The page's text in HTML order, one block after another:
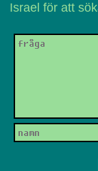
Israel för att